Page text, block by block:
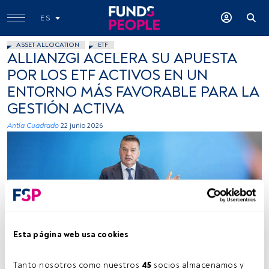
Esta página web usa cookies
Tanto nosotros como nuestros 45 socios almacenamos y
ES
ASSET ALLOCATION ETF
ALLIANZGI ACELERA SU APUESTA
POR LOS ETF ACTIVOS EN UN
ENTORNO MÁS FAVORABLE PARA LA
GESTIÓN ACTIVA
Antía Cuadrado 22 junio 2026
Tobias Pross. Fuente: Allianz GI.